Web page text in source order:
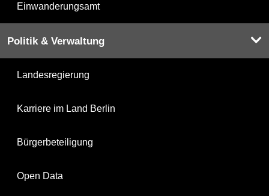
Einwanderungsamt
Politik & Verwaltung
Landesregierung
Karriere im Land Berlin
Bürgerbeteiligung
Open Data